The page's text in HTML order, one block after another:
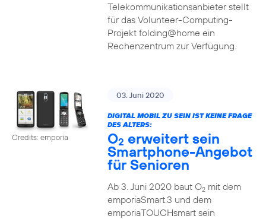
Telekommunikationsanbieter stellt
für das Volunteer-Computing-
Projekt folding@home ein
Rechenzentrum zur Verfügung.
Credits: emporia
03. Juni 2020
DIGITAL MOBIL ZU SEIN IST KEINE FRAGE
DES ALTERS:
O2 erweitert sein
Smartphone-Angebot
für Senioren
Ab 3. Juni 2020 baut O2mit dem
emporiaSmart.3 und dem
emporiaTOUCHsmart sein